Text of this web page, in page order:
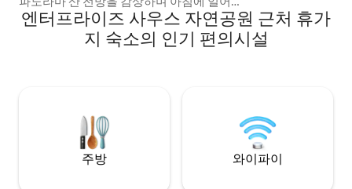
나세요. 해가 질 무렵 2.1m 길이의 알래스카
삼나무 온수 욕조에 몸을 담그세요. 이 지역
에서 가장 어두운 하늘 아래에서 화덕 옆에
거나 온라인에서 저희를 찾아보세요. 원하
시는 날짜에 예약되었나요? 더 큰 저희의 다
른 숙소인 잭슨 포인트를 이용해보세요!
는 포치에서 사계
네에서 5분, 채터
에 있습니다. 집은
엔터프라이즈 사우스 자연공원 근처 휴가
지 숙소의 인기 편의시설
주방 와이파이